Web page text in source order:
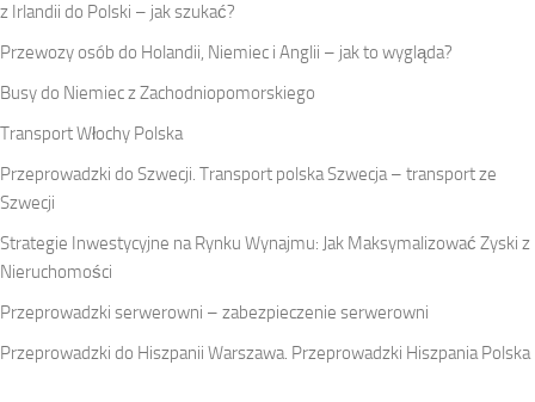
z Irlandii do Polski – jak szukać?
Przewozy osób do Holandii, Niemiec i Anglii – jak to wygląda?
Busy do Niemiec z Zachodniopomorskiego
Transport Włochy Polska
Przeprowadzki do Szwecji. Transport polska Szwecja – transport ze
Szwecji
Strategie Inwestycyjne na Rynku Wynajmu: Jak Maksymalizować Zyski z
Nieruchomości
Przeprowadzki serwerowni – zabezpieczenie serwerowni
Przeprowadzki do Hiszpanii Warszawa. Przeprowadzki Hiszpania Polska